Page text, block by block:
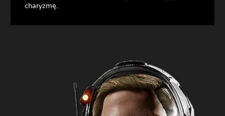
charyzmę.